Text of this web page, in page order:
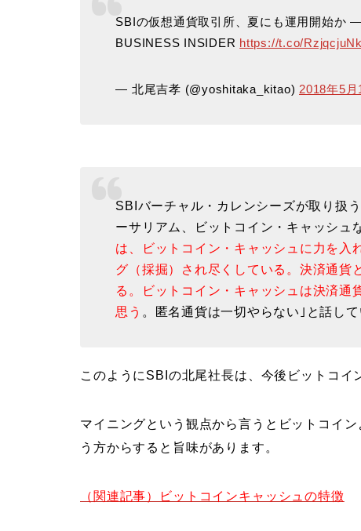
SBIの仮想通貨取引所、夏にも運用開始か
BUSINESS INSIDER https://t.co/
— 北尾吉孝 (@yoshitaka_kitao)2018年5月
SBIバーチャル・カレンシーズが取り扱
ーサリアム、ビットコイン・キャッシュ
は、ビットコイン・キャッシュに力を入
グ（採掘）され尽くしている。決済通貨
る。ビットコイン・キャッシュは決済通
思う 。匿名通貨は一切やらない｣と話して
このようにSBIの北尾社長は、今後ビットコイ
マイニングという観点から言うとビットコイ
う方からすると旨味があります。
（関連記事）ビットコインキャッシュの特徴